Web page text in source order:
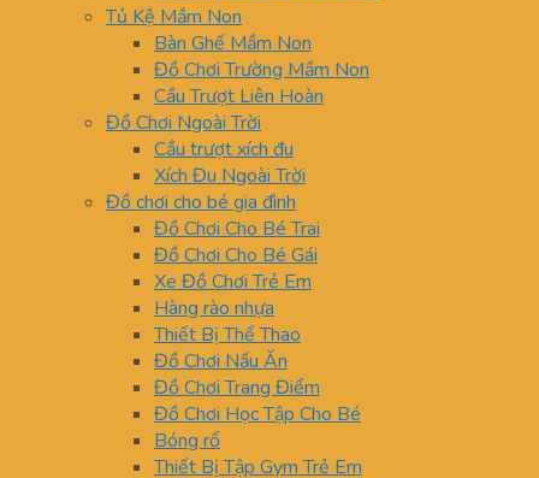
Tủ Kệ Mầm Non
Bàn Ghế Mầm Non
Đồ Chơi Trường Mầm Non
Cầu Trượt Liên Hoàn
Đồ Chơi Ngoài Trời
Cầu trượt xích đu
Xích Đu Ngoài Trời
Đồ chơi cho bé gia đình
Đồ Chơi Cho Bé Trai
Đồ Chơi Cho Bé Gái
Xe Đồ Chơi Trẻ Em
Hàng rào nhựa
Thiết Bị Thể Thao
Đồ Chơi Nấu Ăn
Đồ Chơi Trang Điểm
Đồ Chơi Học Tập Cho Bé
Bóng rổ
Thiết Bị Tập Gym Trẻ Em